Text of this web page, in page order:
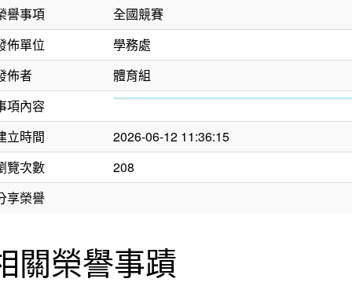
譽事項
全國競賽
佈單位
學務處
佈者
體育組
項內容
立時間
2026-06-12 11:36:15
覽次數
208
享榮譽
關榮譽事蹟